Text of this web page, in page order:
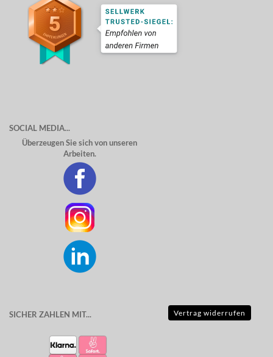
SOCIAL MEDIA...
Überzeugen Sie sich von unseren
Arbeiten.
SICHER ZAHLEN MIT... Vertrag widerrufen